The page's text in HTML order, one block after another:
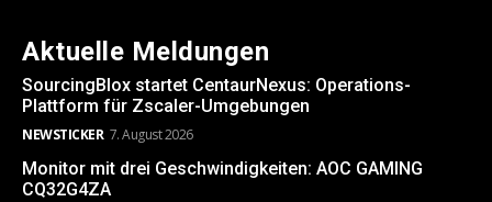
Aktuelle Meldungen
SourcingBlox startet CentaurNexus: Operations-
Plattform für Zscaler-Umgebungen
NEWSTICKER 7. August 2026
Monitor mit drei Geschwindigkeiten: AOC GAMING
CQ32G4ZA